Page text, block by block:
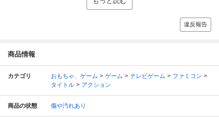
違反報告
商品情報
カテゴリ おもちゃ、ゲーム ゲーム テレビゲーム
ファミコン
タイトル
アクション
商品の状態 傷や汚れあり